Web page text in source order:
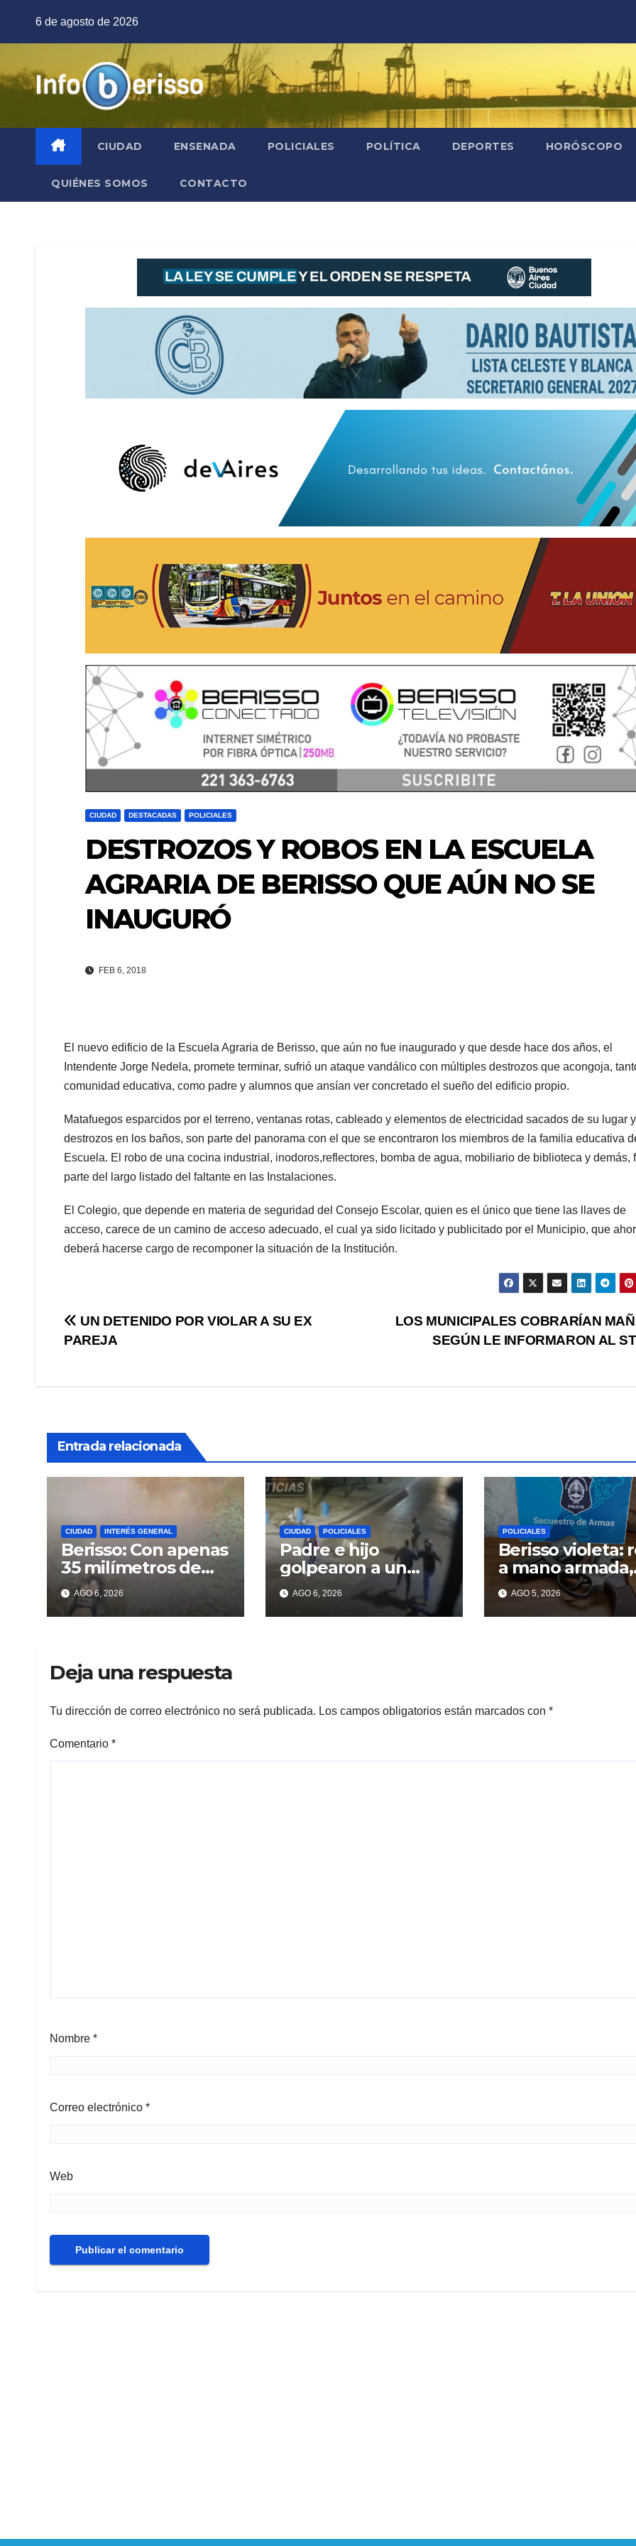
6 de agosto de 2026
CIUDAD ENSENADA POLICIALES POLÍTICA DEPORTES HORÓSCOPO
QUIÉNES SOMOS CONTACTO
CIUDAD DESTACADAS POLICIALES
DESTROZOS Y ROBOS EN LA ESCUELA
AGRARIA DE BERISSO QUE AÚN NO SE
INAUGURÓ
FEB 6, 2018
El nuevo edificio de la Escuela Agraria de Berisso, que aún no fue inaugurado y que desde hace dos años, el
Intendente Jorge Nedela, promete terminar, sufrió un ataque vandálico con múltiples destrozos que acongoja,
comunidad educativa, como padre y alumnos que ansían ver concretado el sueño del edificio propio.
Matafuegos esparcidos por el terreno, ventanas rotas, cableado y elementos de electricidad sacados de su lugar y
destrozos en los baños, son parte del panorama con el que se encontraron los miembros de la familia educativa
Escuela. El robo de una cocina industrial, inodoros,reflectores, bomba de agua, mobiliario de biblioteca y demás,
parte del largo listado del faltante en las Instalaciones.
El Colegio, que depende en materia de seguridad del Consejo Escolar, quien es el único que tiene las llaves de
acceso, carece de un camino de acceso adecuado, el cual ya sido licitado y publicitado por el Municipio, que
deberá hacerse cargo de recomponer la situación de la Institución.
Navegación
LOS MUNICIPALES COBRARÍAN
SEGÚN LE INFORMARON AL
UN DETENIDO POR VIOLAR A SU EX
PAREJA
Entrada relacionada
CIUDAD INTERÉS GENERAL
Berisso: Con apenas
35 milímetros de
lluvia ya se sienten
los problemas
AGO 6, 2026
CIUDAD POLICIALES
Padre e hijo
golpearon a un
delincuente para
recuperar un
celular robado en
AGO 6, 2026
POLICIALES
Berisso violeta:
a mano armada,
tiros y dos
AGO 5, 2026
Deja una respuesta
Tu dirección de correo electrónico no será publicada. Los campos obligatorios están marcados con *
Comentario *
Nombre *
Correo electrónico *
Web